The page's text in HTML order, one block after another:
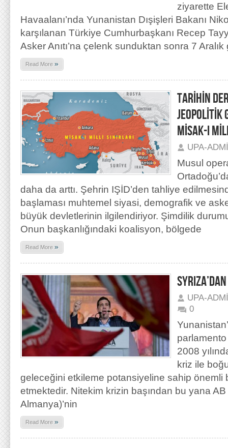
ziyarette
Havaalanı’nda Yunanistan Dışişleri Bakanı
karşılanan Türkiye Cumhurbaşkanı Recep
Asker Anıtı’na çelenk sunduktan sonra 7 Aralık
Read More »
TARİHİN
JEOPOLİTİK
MİSAK-I
UPA-
Musul
daha da arttı. Şehrin IŞİD’den tahliye
başlaması muhtemel siyasi, demografik ve
büyük devletlerinin ilgilendiriyor. Şimdilik
Onun başkanlığındaki koalisyon, bölgede
Read More »
UPA-
0
2008
kriz ile
geleceğini etkileme potansiyeline sahip önemli
etmektedir. Nitekim krizin başından bu yana
Almanya)’nin
Read More »